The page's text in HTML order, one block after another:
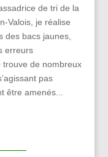
de tri de la
Valois, je réalise
des bacs jaunes,
erreurs
trouve de nombreux
pas
être amenés...